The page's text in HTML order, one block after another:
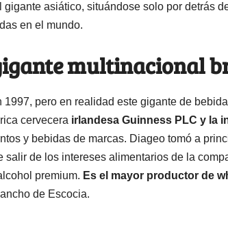
asiático, situándose solo por detrás
en el mundo.
multinacional
1997, pero en realidad este gigante de
cervecera irlandesa Guinness PLC y la
y bebidas de marcas. Diageo tomó a
salir de los intereses alimentarios de la
premium. Es el mayor productor de
de Escocia.